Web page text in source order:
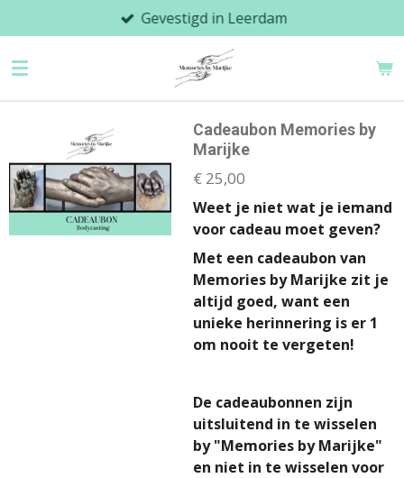
direct
naar
Gevestigd in Leerdam
Cadeaubon Memories by
Marijke
€ 25,00
Weet je niet wat je iemand
voor cadeau moet geven?
Met een cadeaubon van
Memories by Marijke zit je
altijd goed, want een
unieke herinnering is er 1
om nooit te vergeten!
De cadeaubonnen zijn
uitsluitend in te wisselen
by "Memories by Marijke"
en niet in te wisselen voor